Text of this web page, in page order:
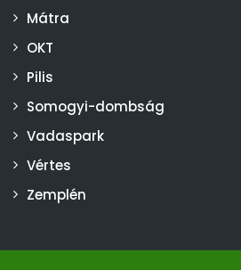
Mátra
OKT
Pilis
Somogyi-dombság
Vadaspark
Vértes
Zemplén